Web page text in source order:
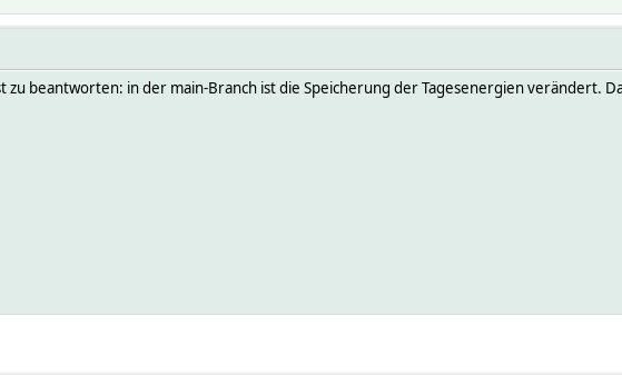
zu beantworten: in der main-Branch ist die Speicherung der Tagesenergien verändert.